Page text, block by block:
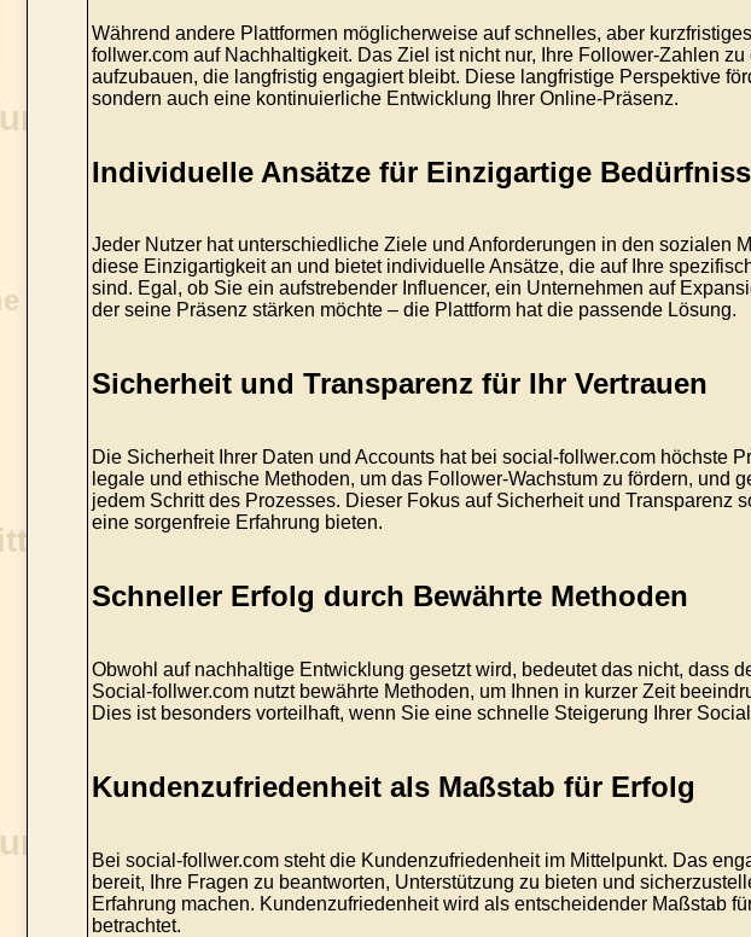
Während andere Plattformen möglicherweise auf schnelles, aber
follwer.com auf Nachhaltigkeit. Das Ziel ist nicht nur, Ihre Follower-Zahlen
aufzubauen, die langfristig engagiert bleibt. Diese langfristige Perspektive
sondern auch eine kontinuierliche Entwicklung Ihrer Online-Präsenz.
Individuelle Ansätze für Einzigartige
Jeder Nutzer hat unterschiedliche Ziele und Anforderungen in den sozialen
diese Einzigartigkeit an und bietet individuelle Ansätze, die auf Ihre
sind. Egal, ob Sie ein aufstrebender Influencer, ein Unternehmen auf
der seine Präsenz stärken möchte – die Plattform hat die passende Lösung.
Sicherheit und Transparenz für Ihr Vertrauen
Die Sicherheit Ihrer Daten und Accounts hat bei social-follwer.com höchste
legale und ethische Methoden, um das Follower-Wachstum zu fördern, und
jedem Schritt des Prozesses. Dieser Fokus auf Sicherheit und Transparenz
eine sorgenfreie Erfahrung bieten.
Schneller Erfolg durch Bewährte Methoden
Obwohl auf nachhaltige Entwicklung gesetzt wird, bedeutet das nicht, dass
Social-follwer.com nutzt bewährte Methoden, um Ihnen in kurzer Zeit
Dies ist besonders vorteilhaft, wenn Sie eine schnelle Steigerung Ihrer
Kundenzufriedenheit als Maßstab für Erfolg
Bei social-follwer.com steht die Kundenzufriedenheit im Mittelpunkt. Das
bereit, Ihre Fragen zu beantworten, Unterstützung zu bieten und
Erfahrung machen. Kundenzufriedenheit wird als entscheidender Maßstab
betrachtet.